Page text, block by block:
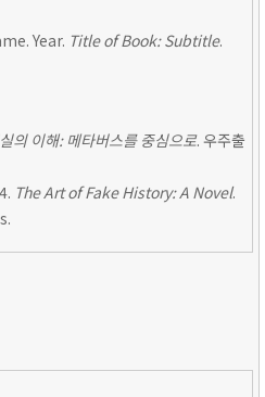
Year. Title of Book: Subtitle.
의 이해: 메타버스를 중심으로. 우주출
The Art of Fake History: A Novel.